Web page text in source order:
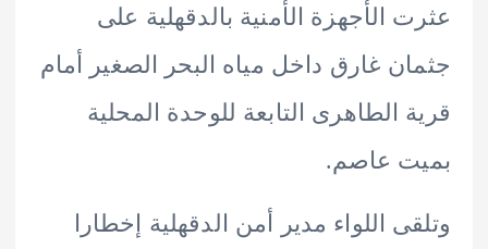
الأجهزة الأمنية بالدقهلية على
غارق داخل مياه البحر الصغير أمام
الطاهرى التابعة للوحدة المحلية
عاصم.
اللواء مدير أمن الدقهلية إخطارا